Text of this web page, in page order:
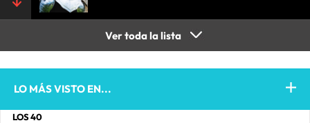
Ver toda la lista
LO MÁS VISTO EN...
LOS 40